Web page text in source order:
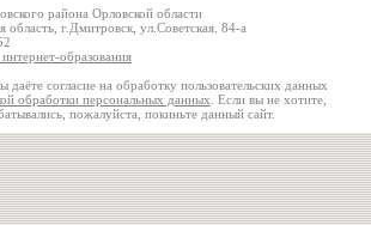
района Орловской области
область, г.Дмитровск, ул.Советская. 84-а
образования
даёте согласие на обработку пользовательских данных
обработки персональных данных . Если вы не хотите,
пожалуйста, покиньте данный сайт.